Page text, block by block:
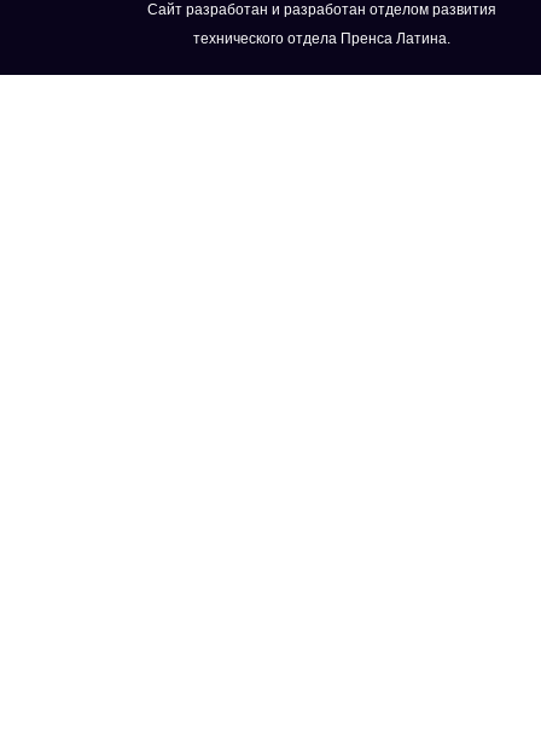
Сайт разработан и разработан отделом развития
технического отдела Пренса Латина.